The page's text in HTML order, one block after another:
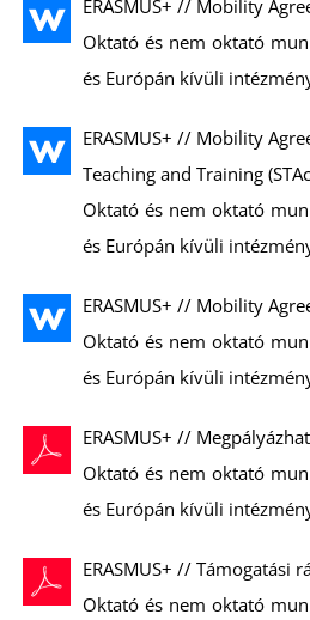
ERASMUS+ // Mobility
Oktató és nem oktató
és Európán kívüli
ERASMUS+ // Mobility
Teaching and Training
Oktató és nem oktató
és Európán kívüli
ERASMUS+ // Mobility
Oktató és nem oktató
és Európán kívüli
ERASMUS+ //
Oktató és nem oktató
és Európán kívüli
ERASMUS+ // Támogatási
Oktató és nem oktató